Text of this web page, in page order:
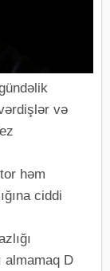
və
həm
ciddi
almamaq D